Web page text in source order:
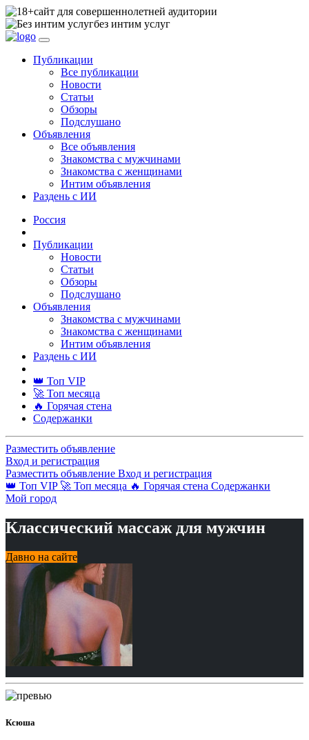
сайт для совершеннолетней аудитории
без интим услуг
Публикации
Все публикации
Новости
Статьи
Обзоры
Подслушано
Объявления
Все объявления
Знакомства с мужчинами
Знакомства с женщинами
Интим объявления
Раздень с ИИ
Россия
Публикации
Новости
Статьи
Обзоры
Подслушано
Объявления
Знакомства с мужчинами
Знакомства с женщинами
Интим объявления
Раздень с ИИ
👑 Топ VIP
🚀 Топ месяца
🔥 Горячая стена
Содержанки
Разместить объявление
Вход и регистрация
Разместить объявление Вход и регистрация
👑 Топ VIP 🚀 Топ месяца 🔥 Горячая стена Содержанки
Мой город
Классический массаж для мужчин
Давно на сайте
Ксюша